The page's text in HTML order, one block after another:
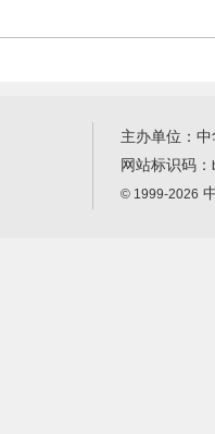
主办单位：
网站标识码：
© 1999-2026